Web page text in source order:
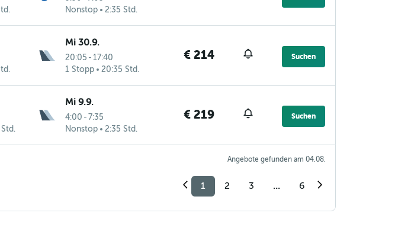
Nonstop
2:35 Std.
Mi 30.9.
20:05 - 17:40
1 Stopp
20:35 Std.
€ 214 Suchen
Mi 9.9.
4:00 - 7:35
Nonstop
2:35 Std.
€ 219 Suchen
Angebote gefunden am 04.08.
1 2 3 ... 6